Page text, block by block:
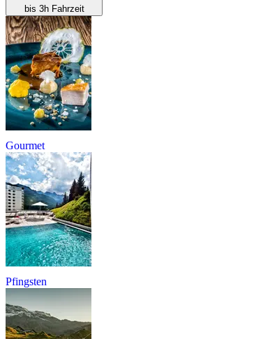
bis 3h Fahrzeit
Gourmet
Pfingsten